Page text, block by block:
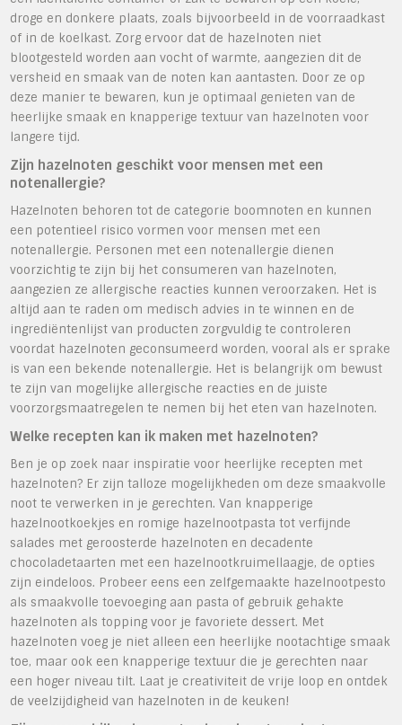
droge en donkere plaats, zoals bijvoorbeeld in de voorraadkast
of in de koelkast. Zorg ervoor dat de hazelnoten niet
blootgesteld worden aan vocht of warmte, aangezien dit de
versheid en smaak van de noten kan aantasten. Door ze op
deze manier te bewaren, kun je optimaal genieten van de
heerlijke smaak en knapperige textuur van hazelnoten voor
langere tijd.
Zijn hazelnoten geschikt voor mensen met een
notenallergie?
Hazelnoten behoren tot de categorie boomnoten en kunnen
een potentieel risico vormen voor mensen met een
notenallergie. Personen met een notenallergie dienen
voorzichtig te zijn bij het consumeren van hazelnoten,
aangezien ze allergische reacties kunnen veroorzaken. Het is
altijd aan te raden om medisch advies in te winnen en de
ingrediëntenlijst van producten zorgvuldig te controleren
voordat hazelnoten geconsumeerd worden, vooral als er sprake
is van een bekende notenallergie. Het is belangrijk om bewust
te zijn van mogelijke allergische reacties en de juiste
voorzorgsmaatregelen te nemen bij het eten van hazelnoten.
Welke recepten kan ik maken met hazelnoten?
Ben je op zoek naar inspiratie voor heerlijke recepten met
hazelnoten? Er zijn talloze mogelijkheden om deze smaakvolle
noot te verwerken in je gerechten. Van knapperige
hazelnootkoekjes en romige hazelnootpasta tot verfijnde
salades met geroosterde hazelnoten en decadente
chocoladetaarten met een hazelnootkruimellaagje, de opties
zijn eindeloos. Probeer eens een zelfgemaakte hazelnootpesto
als smaakvolle toevoeging aan pasta of gebruik gehakte
hazelnoten als topping voor je favoriete dessert. Met
hazelnoten voeg je niet alleen een heerlijke nootachtige smaak
toe, maar ook een knapperige textuur die je gerechten naar
een hoger niveau tilt. Laat je creativiteit de vrije loop en ontdek
de veelzijdigheid van hazelnoten in de keuken!